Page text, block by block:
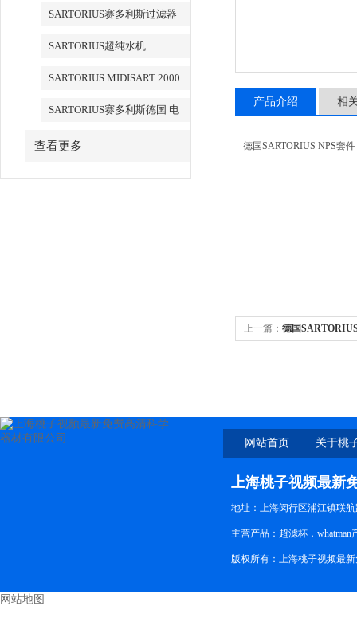
SARTORIUS赛多利斯过滤器
SARTORIUS超纯水机
SARTORIUS MIDISART 2000
SARTORIUS赛多利斯德国 电
查看更多
产品介绍 相
德国SARTORIUS NPS套
上一篇： 德国
网站首页 关于桃
新免
上海桃子视频最新
地址：上海闵行区浦江镇联
主营产品：超滤杯，whatman
版权所有：上海桃子视频
网站地图